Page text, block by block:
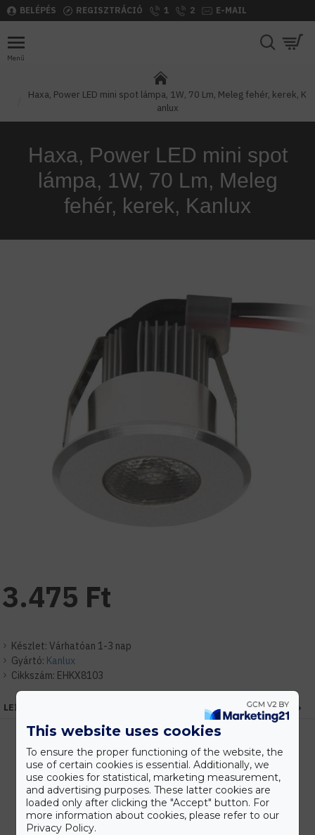
BELÉPÉS REGISZTRÁCIÓ 1 2 E-MAIL
Haxa, Power LED mini spot lámpa, 1W, 70 Lm, Meleg fehér, kerek, K
anlux
Haxa, Power LED mini spot
lámpa, 1W, 70 Lm, Meleg
fehér, kerek, Kanlux
Készlet: Várhatóan 1-3 nap
Gyártó: Kanlux
Cikkszám: EHKX8103
3.475 Ft
LEÍRÁS
Kedvezmények
Vásárolj nagyobb mennyiségben és megadjuk a legjobb gyártói árakat.
This website uses cookies
To ensure the proper functioning of the website, the
use of certain cookies is essential. Additionally, we
use cookies for statistical, marketing measurement,
and advertising purposes. These latter cookies are
loaded only after clicking the "Accept" button. For
more information about cookies, please refer to our
Privacy Policy.